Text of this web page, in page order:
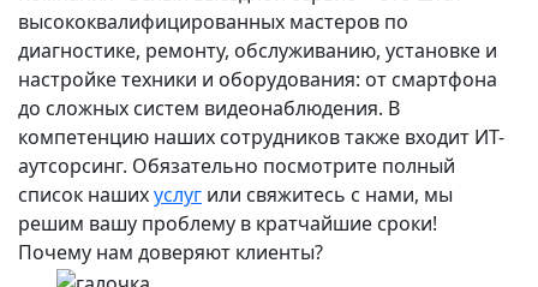
высококвалифицированных мастеров по
диагностике, ремонту, обслуживанию, установке и
настройке техники и оборудования: от смартфона
до сложных систем видеонаблюдения. В
компетенцию наших сотрудников также входит ИТ-
аутсорсинг. Обязательно посмотрите полный
список нашихуслуг или свяжитесь с нами, мы
решим вашу проблему в кратчайшие сроки!
Почему нам доверяют клиенты?